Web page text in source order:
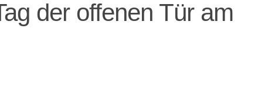
der offenen Tür am